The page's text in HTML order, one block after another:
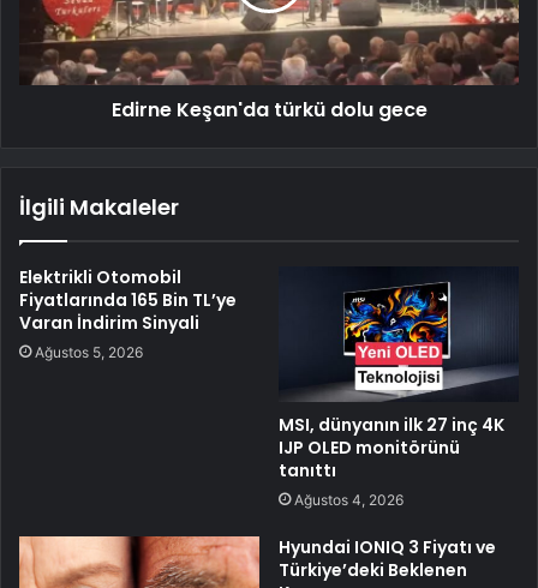
Edirne Keşan'da türkü dolu gece
İlgili Makaleler
Elektrikli Otomobil
Fiyatlarında 165 Bin TL’ye
Varan İndirim Sinyali
Ağustos 5, 2026
MSI, dünyanın ilk 27 inç 4K
IJP OLED monitörünü
tanıttı
Ağustos 4, 2026
Hyundai IONIQ 3 Fiyatı ve
Türkiye’deki Beklenen